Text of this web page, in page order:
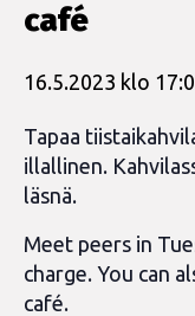
café
16.5.2023 klo
Tapaa
illallinen.
läsnä.
Meet peers in
charge. You can
café.